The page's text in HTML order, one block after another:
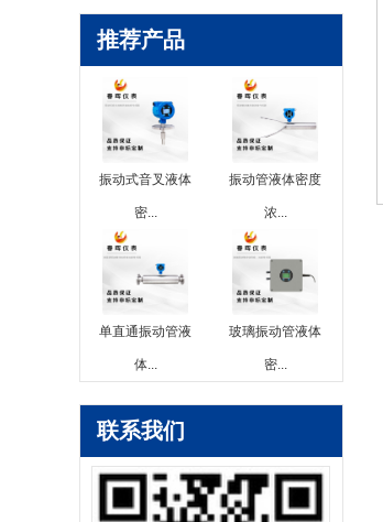
推荐产品
振动式音叉液体
密...
振动管液体密度
浓...
单直通振动管液
体...
玻璃振动管液体
密...
联系我们